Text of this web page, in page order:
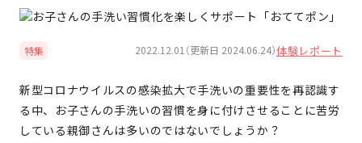
特集 体験レポート
2022.12.01（更新日 2024.06.24）
新型コロナウイルスの感染拡大で手洗いの重要性を再認識す
る中、お子さんの手洗いの習慣を身に付けさせることに苦労
している親御さんは多いのではないでしょうか？